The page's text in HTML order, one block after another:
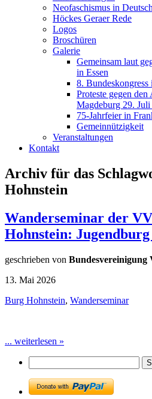
Neofaschismus in
Höckes Geraer Rede
Logos
Broschüren
Galerie
Gemeinsam laut
in Essen
8.
Proteste gegen
Magdeburg 29.
75-Jahrfeier in
Gemeinnützigkeit
Veranstaltungen
Kontakt
Archiv für das
Hohnstein
Wanderseminar der
Hohnstein:
geschrieben von
13. Mai 2026
Burg Hohnstein, Wanderseminar
... weiterlesen »